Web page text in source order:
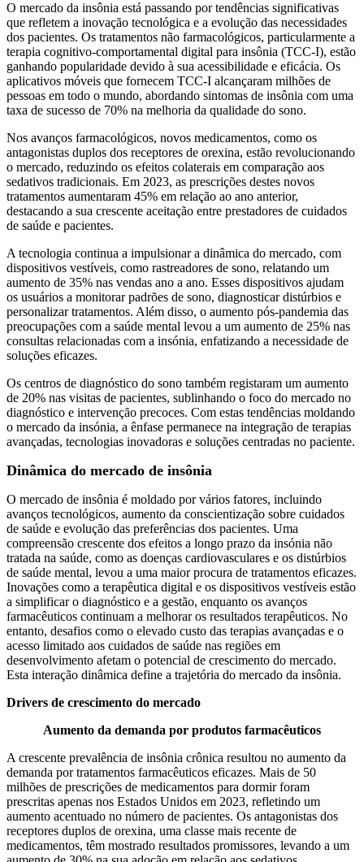
O mercado da insônia está passando por tendências significativas
que refletem a inovação tecnológica e a evolução das necessidades
dos pacientes. Os tratamentos não farmacológicos, particularmente a
terapia cognitivo-comportamental digital para insônia (TCC-I), estão
ganhando popularidade devido à sua acessibilidade e eficácia. Os
aplicativos móveis que fornecem TCC-I alcançaram milhões de
pessoas em todo o mundo, abordando sintomas de insônia com uma
taxa de sucesso de 70% na melhoria da qualidade do sono.
Nos avanços farmacológicos, novos medicamentos, como os
antagonistas duplos dos receptores de orexina, estão revolucionando
o mercado, reduzindo os efeitos colaterais em comparação aos
sedativos tradicionais. Em 2023, as prescrições destes novos
tratamentos aumentaram 45% em relação ao ano anterior,
destacando a sua crescente aceitação entre prestadores de cuidados
de saúde e pacientes.
A tecnologia continua a impulsionar a dinâmica do mercado, com
dispositivos vestíveis, como rastreadores de sono, relatando um
aumento de 35% nas vendas ano a ano. Esses dispositivos ajudam
os usuários a monitorar padrões de sono, diagnosticar distúrbios e
personalizar tratamentos. Além disso, o aumento pós-pandemia das
preocupações com a saúde mental levou a um aumento de 25% nas
consultas relacionadas com a insónia, enfatizando a necessidade de
soluções eficazes.
Os centros de diagnóstico do sono também registaram um aumento
de 20% nas visitas de pacientes, sublinhando o foco do mercado no
diagnóstico e intervenção precoces. Com estas tendências moldando
o mercado da insónia, a ênfase permanece na integração de terapias
avançadas, tecnologias inovadoras e soluções centradas no paciente.
Dinâmica do mercado de insônia
O mercado de insônia é moldado por vários fatores, incluindo
avanços tecnológicos, aumento da conscientização sobre cuidados
de saúde e evolução das preferências dos pacientes. Uma
compreensão crescente dos efeitos a longo prazo da insónia não
tratada na saúde, como as doenças cardiovasculares e os distúrbios
de saúde mental, levou a uma maior procura de tratamentos eficazes.
Inovações como a terapêutica digital e os dispositivos vestíveis estão
a simplificar o diagnóstico e a gestão, enquanto os avanços
farmacêuticos continuam a melhorar os resultados terapêuticos. No
entanto, desafios como o elevado custo das terapias avançadas e o
acesso limitado aos cuidados de saúde nas regiões em
desenvolvimento afetam o potencial de crescimento do mercado.
Esta interação dinâmica define a trajetória do mercado da insônia.
Drivers de crescimento do mercado
Aumento da demanda por produtos farmacêuticos
A crescente prevalência de insônia crônica resultou no aumento da
demanda por tratamentos farmacêuticos eficazes. Mais de 50
milhões de prescrições de medicamentos para dormir foram
prescritas apenas nos Estados Unidos em 2023, refletindo um
aumento acentuado no número de pacientes. Os antagonistas dos
receptores duplos de orexina, uma classe mais recente de
medicamentos, têm mostrado resultados promissores, levando a um